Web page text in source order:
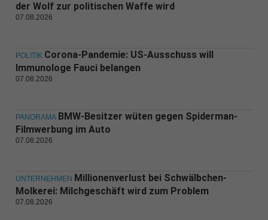
der Wolf zur politischen Waffe wird
07.08.2026
POLITIK Corona-Pandemie: US-Ausschuss will
Immunologe Fauci belangen
07.08.2026
PANORAMA BMW-Besitzer wüten gegen Spiderman-
Filmwerbung im Auto
07.08.2026
UNTERNEHMEN Millionenverlust bei Schwälbchen-
Molkerei: Milchgeschäft wird zum Problem
07.08.2026